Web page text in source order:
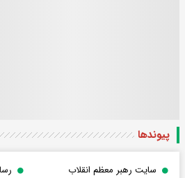
پیوندها
سایت رهبر معظم انقلاب